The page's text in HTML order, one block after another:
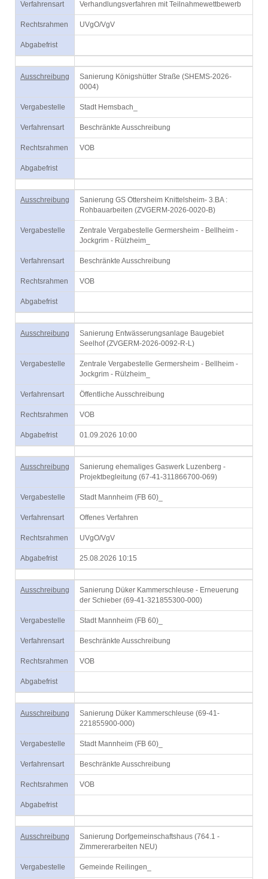
Verfahrensart Verhandlungsverfahren mit Teilnahmewettbewerb
Rechtsrahmen UVgO/VgV
Abgabefrist
Ausschreibung
Sanierung Königshütter Straße (SHEMS-2026-
0004)
Vergabestelle Stadt Hemsbach_
Verfahrensart Beschränkte Ausschreibung
Rechtsrahmen VOB
Abgabefrist
Ausschreibung
Sanierung GS Ottersheim Knittelsheim- 3.BA :
Rohbauarbeiten (ZVGERM-2026-0020-B)
Vergabestelle
Zentrale Vergabestelle Germersheim - Bellheim -
Jockgrim - Rülzheim_
Verfahrensart Beschränkte Ausschreibung
Rechtsrahmen VOB
Abgabefrist
Ausschreibung
Sanierung Entwässerungsanlage Baugebiet
Seelhof (ZVGERM-2026-0092-R-L)
Vergabestelle
Zentrale Vergabestelle Germersheim - Bellheim -
Jockgrim - Rülzheim_
Verfahrensart Öffentliche Ausschreibung
Rechtsrahmen VOB
Abgabefrist 01.09.2026 10:00
Ausschreibung
Sanierung ehemaliges Gaswerk Luzenberg -
Projektbegleitung (67-41-311866700-069)
Vergabestelle Stadt Mannheim (FB 60)_
Verfahrensart Offenes Verfahren
Rechtsrahmen UVgO/VgV
Abgabefrist 25.08.2026 10:15
Ausschreibung
Sanierung Düker Kammerschleuse - Erneuerung
der Schieber (69-41-321855300-000)
Vergabestelle Stadt Mannheim (FB 60)_
Verfahrensart Beschränkte Ausschreibung
Rechtsrahmen VOB
Abgabefrist
Ausschreibung
Sanierung Düker Kammerschleuse (69-41-
221855900-000)
Vergabestelle Stadt Mannheim (FB 60)_
Verfahrensart Beschränkte Ausschreibung
Rechtsrahmen VOB
Abgabefrist
Ausschreibung
Sanierung Dorfgemeinschaftshaus (764.1 -
Zimmererarbeiten NEU)
Vergabestelle Gemeinde Reilingen_